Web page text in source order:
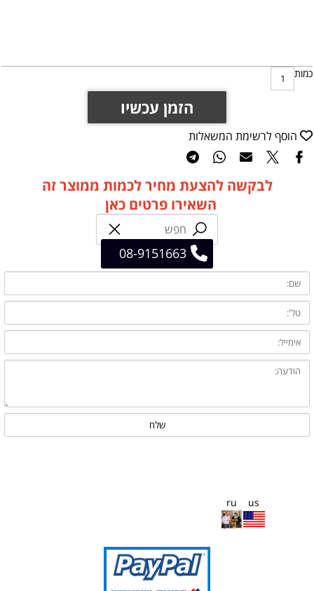
כמות
הזמן עכשיו
הוסף לרשימת המשאלות
לבקשה להצעת מחיר לכמות ממוצר זה
השאירו פרטים כאן
08-9151663
us
ru